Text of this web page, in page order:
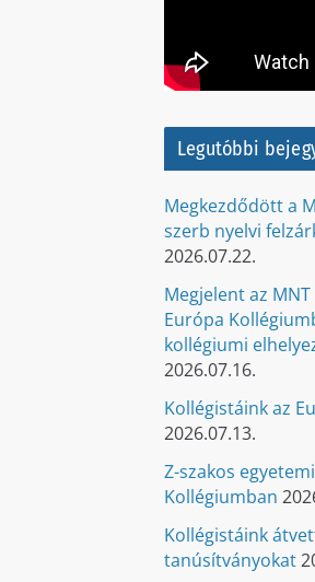
Legutóbbi
Megkezdődött a
szerb nyelvi
2026.07.22.
Megjelent az
Európa
kollégiumi
2026.07.16.
Kollégistáink az
2026.07.13.
Z-szakos
Kollégiumban
Kollégistáink
tanúsítványokat